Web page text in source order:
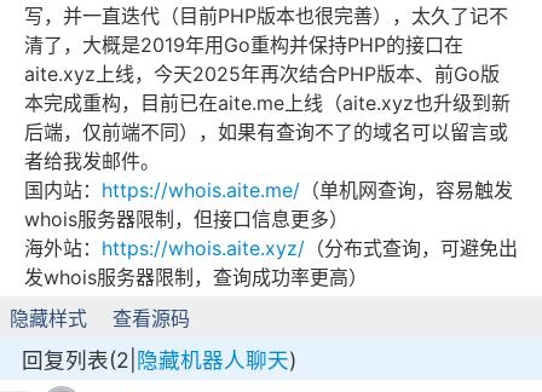
写，并一直迭代（目前PHP版本也很完善），太久了记不
清了，大概是2019年用Go重构并保持PHP的接口在
aite.xyz上线，今天2025年再次结合PHP版本、前Go版
本完成重构，目前已在aite.me上线（aite.xyz也升级到新
后端，仅前端不同），如果有查询不了的域名可以留言或
者给我发邮件。
国内站： https://whois.aite.me/ （单机网查询，容易触发
whois服务器限制，但接口信息更多）
海外站： https://whois.aite.xyz/ （分布式查询，可避免出
发whois服务器限制，查询成功率更高）
隐藏样式
查看源码
回复列表(2| 隐藏机器人聊天)